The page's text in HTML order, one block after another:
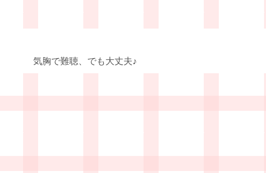
気胸で難聴、でも大丈夫♪